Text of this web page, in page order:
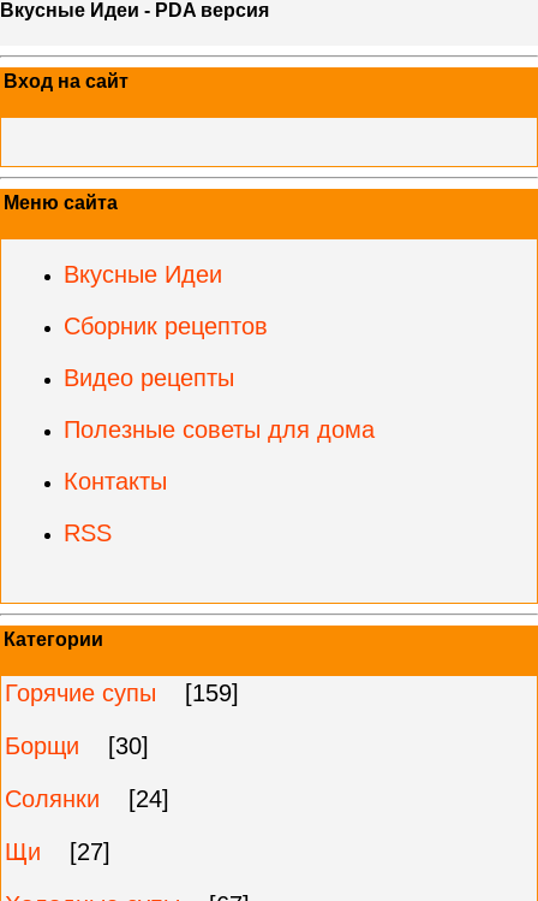
Вкусные Идеи - PDA версия
Вход на сайт
Меню сайта
Вкусные Идеи
Сборник рецептов
Видео рецепты
Полезные советы для дома
Контакты
RSS
Категории
Горячие супы
[159]
Борщи
[30]
Солянки
[24]
Щи
[27]